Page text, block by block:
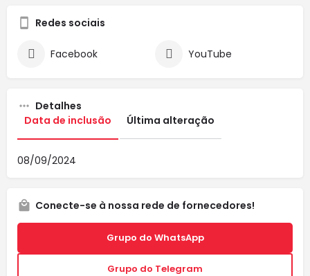
Redes sociais
Facebook YouTube
Detalhes
Data de inclusão
Última alteração
08/09/2024
Conecte-se à nossa rede de fornecedores!
Grupo do WhatsApp
Grupo do Telegram